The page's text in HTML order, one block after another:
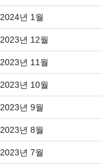
2024년 1월
2023년 12월
2023년 11월
2023년 10월
2023년 9월
2023년 8월
2023년 7월